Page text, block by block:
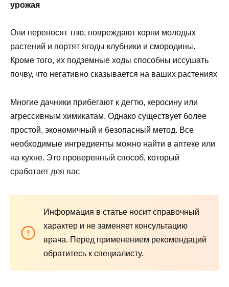
урожая
Они переносят тлю, повреждают корни молодых
растений и портят ягоды клубники и смородины.
Кроме того, их подземные ходы способны иссушать
почву, что негативно сказывается на ваших растениях
Многие дачники прибегают к дегтю, керосину или
агрессивным химикатам. Однако существует более
простой, экономичный и безопасный метод. Все
необходимые ингредиенты можно найти в аптеке или
на кухне. Это проверенный способ, который
сработает для вас
Информация в статье носит справочный
характер и не заменяет консультацию
врача. Перед применением рекомендаций
обратитесь к специалисту.